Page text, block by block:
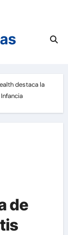
destaca la
de